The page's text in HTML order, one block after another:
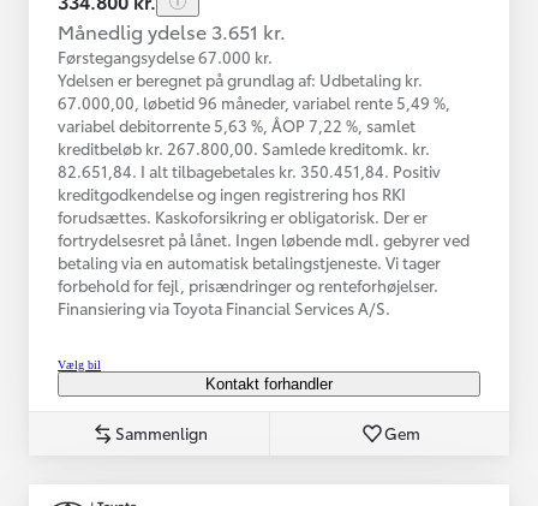
Månedlig ydelse 3.651 kr.
Førstegangsydelse 67.000 kr.
Ydelsen er beregnet på grundlag af: Udbetaling kr.
67.000,00, løbetid 96 måneder, variabel rente 5,49 %,
variabel debitorrente 5,63 %, ÅOP 7,22 %, samlet
kreditbeløb kr. 267.800,00. Samlede kreditomk. kr.
82.651,84. I alt tilbagebetales kr. 350.451,84. Positiv
kreditgodkendelse og ingen registrering hos RKI
forudsættes. Kaskoforsikring er obligatorisk. Der er
fortrydelsesret på lånet. Ingen løbende mdl. gebyrer ved
betaling via en automatisk betalingstjeneste. Vi tager
forbehold for fejl, prisændringer og renteforhøjelser.
Finansiering via Toyota Financial Services A/S.
Vælg bil
Kontakt forhandler
Sammenlign Gem